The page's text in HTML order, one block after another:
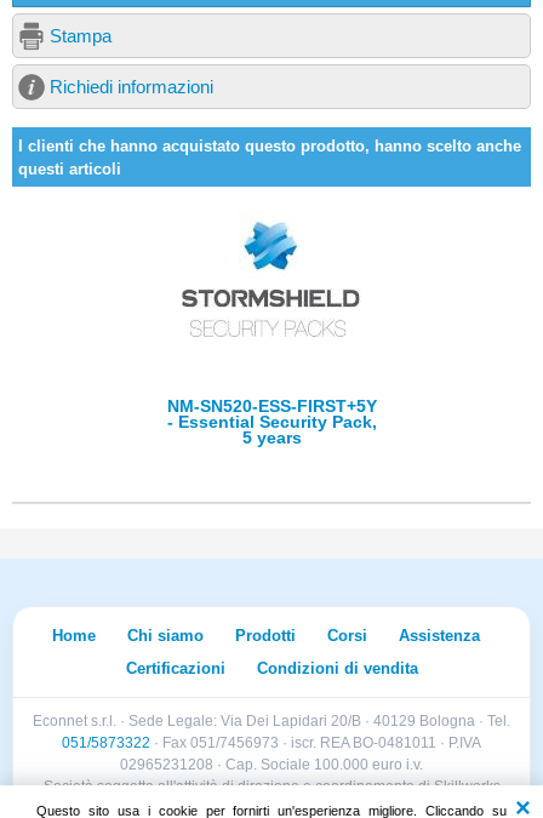
Questo sito usa i cookie per fornirti un'esperienza migliore. Cliccando su
Stampa
Richiedi informazioni
I clienti che hanno acquistato questo prodotto, hanno scelto anche
questi articoli
NM-SN520-ESS-FIRST+5Y
- Essential Security Pack,
5 years
Home Chi siamo Prodotti Corsi
Assistenza
Certificazioni
Condizioni di vendita
Econnet s.r.l. · Sede Legale: Via Dei Lapidari 20/B · 40129 Bologna · Tel.
051/5873322 · Fax 051/7456973 · iscr. REA BO-0481011 · P.IVA
02965231208 · Cap. Sociale 100.000 euro i.v.
Società soggetta all'attività di direzione e coordinamento di Skillworks
Holding s.r.l. · Sede Legale: Via Vittorio Emanuele II 28 · Roncadelle (BS)